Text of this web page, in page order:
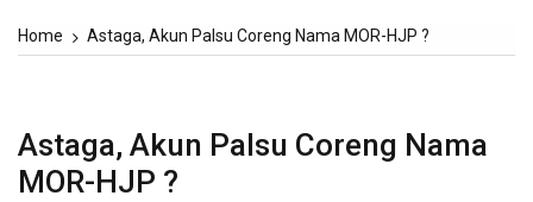
Home Astaga, Akun Palsu Coreng Nama MOR-HJP ?
Astaga, Akun Palsu Coreng Nama
MOR-HJP ?